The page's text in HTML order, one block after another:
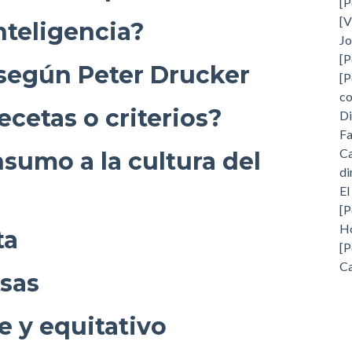
Peter Drucker
o criterios?
a la cultura del
y equitativo